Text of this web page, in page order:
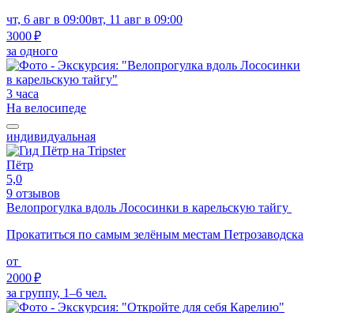
чт, 6 авг в 09:00вт, 11 авг в 09:00
3000 ₽
за одного
3 часа
На велосипеде
индивидуальная
Пётр
5,0
9 отзывов
Велопрогулка вдоль Лососинки в карельскую тайгу
Прокатиться по самым зелёным местам Петрозаводска
от
2000 ₽
за группу, 1–6 чел.